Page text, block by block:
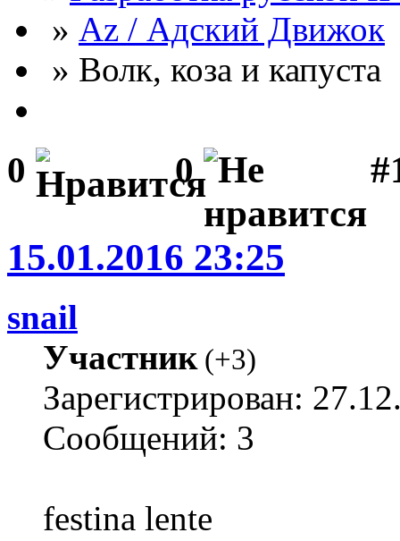
» Az / Адский Движок
» Волк, коза и капуста
0 0
15.01.2016 23:25
snail
Участник(+3)
Зарегистрирован:
Сообщений: 3
festina lente